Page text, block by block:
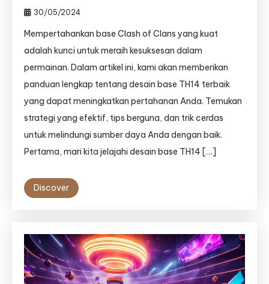
30/05/2024
Mempertahankan base Clash of Clans yang kuat
adalah kunci untuk meraih kesuksesan dalam
permainan. Dalam artikel ini, kami akan memberikan
panduan lengkap tentang desain base TH14 terbaik
yang dapat meningkatkan pertahanan Anda. Temukan
strategi yang efektif, tips berguna, dan trik cerdas
untuk melindungi sumber daya Anda dengan baik.
Pertama, mari kita jelajahi desain base TH14 […]
Discover